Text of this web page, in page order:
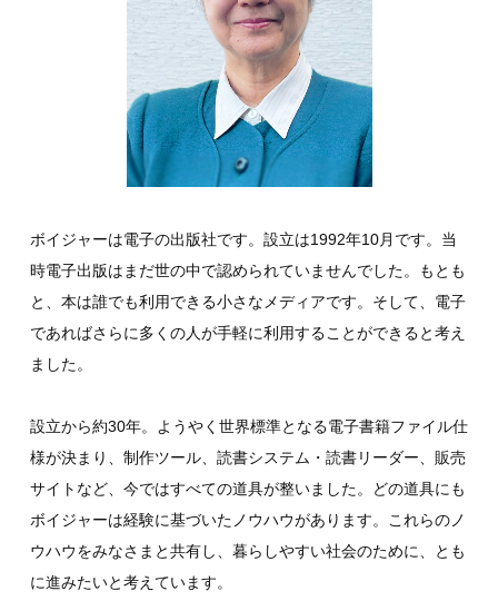
ボイジャーは電子の出版社です。設立は1992年10月です。当
時電子出版はまだ世の中で認められていませんでした。もとも
と、本は誰でも利用できる小さなメディアです。そして、電子
であればさらに多くの人が手軽に利用することができると考え
ました。
設立から約30年。ようやく世界標準となる電子書籍ファイル仕
様が決まり、制作ツール、読書システム・読書リーダー、販売
サイトなど、今ではすべての道具が整いました。どの道具にも
ボイジャーは経験に基づいたノウハウがあります。これらのノ
ウハウをみなさまと共有し、暮らしやすい社会のために、とも
に進みたいと考えています。